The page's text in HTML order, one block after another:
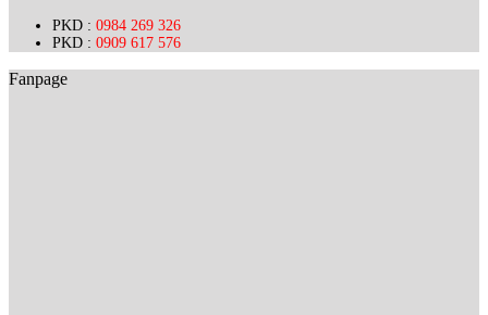
PKD : 0984 269 326
PKD : 0909 617 576
Fanpage